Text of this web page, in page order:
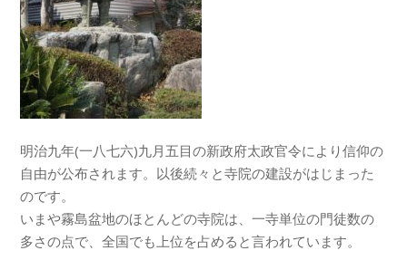
明治九年(一八七六)九月五目の新政府太政官令により信仰の
自由が公布されます。以後続々と寺院の建設がはじまった
のです。
いまや霧島盆地のほとんどの寺院は、一寺単位の門徒数の
多さの点で、全国でも上位を占めると言われています。